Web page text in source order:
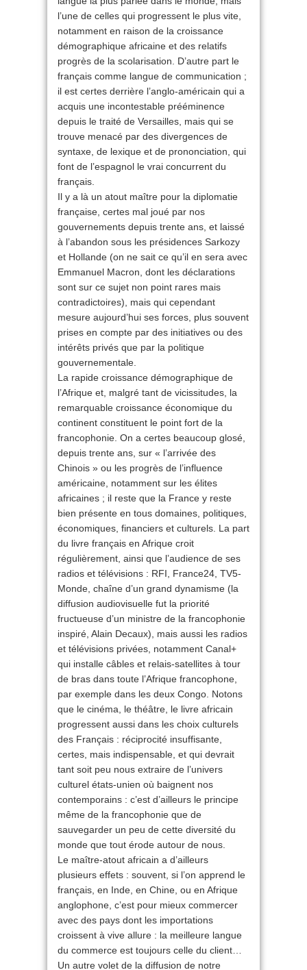
l’une de celles qui progressent le plus vite,
notamment en raison de la croissance
démographique africaine et des relatifs
progrès de la scolarisation. D’autre part le
français comme langue de communication ;
il est certes derrière l’anglo-américain qui a
acquis une incontestable prééminence
depuis le traité de Versailles, mais qui se
trouve menacé par des divergences de
syntaxe, de lexique et de prononciation, qui
font de l’espagnol le vrai concurrent du
français.
Il y a là un atout maître pour la diplomatie
française, certes mal joué par nos
gouvernements depuis trente ans, et laissé
à l’abandon sous les présidences Sarkozy
et Hollande (on ne sait ce qu’il en sera avec
Emmanuel Macron, dont les déclarations
sont sur ce sujet non point rares mais
contradictoires), mais qui cependant
mesure aujourd’hui ses forces, plus souvent
prises en compte par des initiatives ou des
intérêts privés que par la politique
gouvernementale.
La rapide croissance démographique de
l’Afrique et, malgré tant de vicissitudes, la
remarquable croissance économique du
continent constituent le point fort de la
francophonie. On a certes beaucoup glosé,
depuis trente ans, sur « l’arrivée des
Chinois » ou les progrès de l’influence
américaine, notamment sur les élites
africaines ; il reste que la France y reste
bien présente en tous domaines, politiques,
économiques, financiers et culturels. La part
du livre français en Afrique croit
régulièrement, ainsi que l’audience de ses
radios et télévisions : RFI, France24, TV5-
Monde, chaîne d’un grand dynamisme (la
diffusion audiovisuelle fut la priorité
fructueuse d’un ministre de la francophonie
inspiré, Alain Decaux), mais aussi les radios
et télévisions privées, notamment Canal+
qui installe câbles et relais-satellites à tour
de bras dans toute l’Afrique francophone,
par exemple dans les deux Congo. Notons
que le cinéma, le théâtre, le livre africain
progressent aussi dans les choix culturels
des Français : réciprocité insuffisante,
certes, mais indispensable, et qui devrait
tant soit peu nous extraire de l’univers
culturel états-unien où baignent nos
contemporains : c’est d’ailleurs le principe
même de la francophonie que de
sauvegarder un peu de cette diversité du
monde que tout érode autour de nous.
Le maître-atout africain a d’ailleurs
plusieurs effets : souvent, si l’on apprend le
français, en Inde, en Chine, ou en Afrique
anglophone, c’est pour mieux commercer
avec des pays dont les importations
croissent à vive allure : la meilleure langue
du commerce est toujours celle du client…
Un autre volet de la diffusion de notre